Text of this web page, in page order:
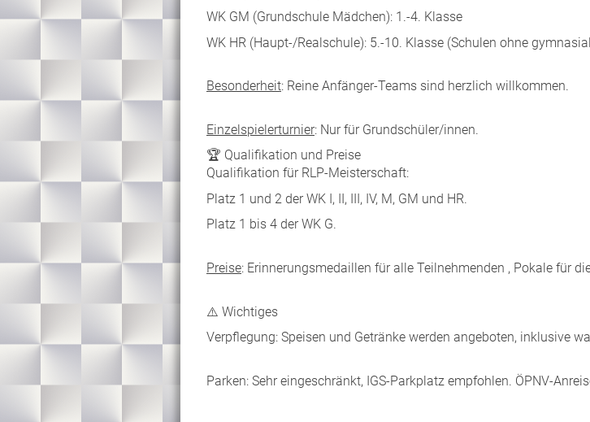
WK GM (Grundschule Mädchen): 1.-4. Klasse
WK HR (Haupt-/Realschule): 5.-10. Klasse (Schulen ohne
Besonderheit: Reine Anfänger-Teams sind herzlich willkommen.
Einzelspielerturnier: Nur für Grundschüler/innen.
🏆 Qualifikation und Preise
Qualifikation für RLP-Meisterschaft:
Platz 1 und 2 der WK I, II, III, IV, M, GM und HR.
Platz 1 bis 4 der WK G.
Preise: Erinnerungsmedaillen für alle Teilnehmenden , Pokale für
⚠️ Wichtiges
Verpflegung: Speisen und Getränke werden angeboten, inklusive
Parken: Sehr eingeschränkt, IGS-Parkplatz empfohlen. ÖPNV-